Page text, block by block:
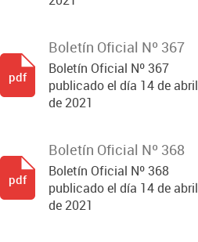
Boletín Oficial Nº 367
Boletín Oficial Nº 367
publicado el día 14 de abril
de 2021
pdf
Boletín Oficial Nº 368
Boletín Oficial Nº 368
publicado el día 14 de abril
de 2021
pdf